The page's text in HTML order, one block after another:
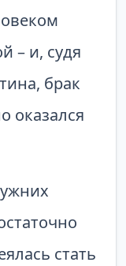
– и, судя
брак
оказался
стать